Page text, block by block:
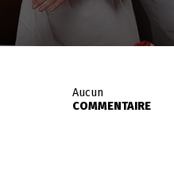
Aucun
COMMENTAIRE